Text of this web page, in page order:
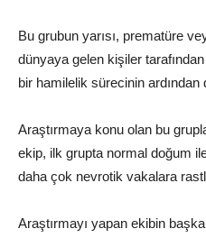
Bu grubun yarısı, prematüre
dünyaya gelen kişiler
bir hamilelik sürecinin ardından
Araştırmaya konu olan bu
ekip, ilk grupta normal doğum
daha çok nevrotik vakalara
Araştırmayı yapan ekibin